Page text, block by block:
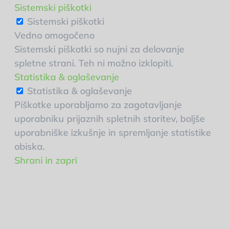
Sistemski piškotki
Sistemski piškotki
Vedno omogočeno
Sistemski piškotki so nujni za delovanje
spletne strani. Teh ni možno izklopiti.
Statistika & oglaševanje
Statistika & oglaševanje
Piškotke uporabljamo za zagotavljanje
uporabniku prijaznih spletnih storitev, boljše
uporabniške izkušnje in spremljanje statistike
obiska.
Shrani in zapri